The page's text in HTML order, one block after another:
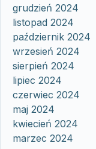
grudzień 2024
listopad 2024
październik 2024
wrzesień 2024
sierpień 2024
lipiec 2024
czerwiec 2024
maj 2024
kwiecień 2024
marzec 2024